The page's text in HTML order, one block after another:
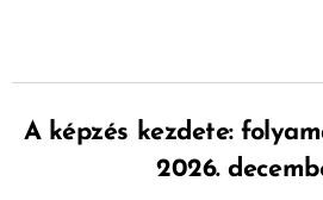
A képzés kezdete:
2026.